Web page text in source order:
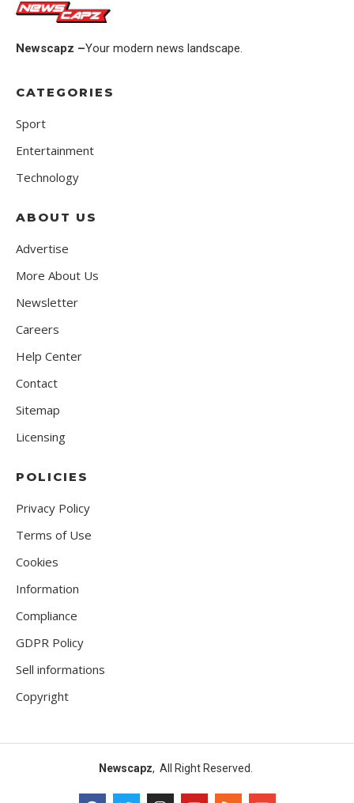
Newscapz –Your modern news landscape.
CATEGORIES
Sport
Entertainment
Technology
ABOUT US
Advertise
More About Us
Newsletter
Careers
Help Center
Contact
Sitemap
Licensing
POLICIES
Privacy Policy
Terms of Use
Cookies
Information
Compliance
GDPR Policy
Sell informations
Copyright
Newscapz, All Right Reserved.